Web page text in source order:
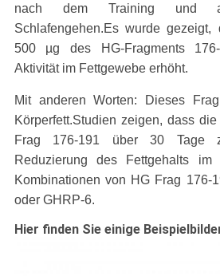
nach dem Training und
Schlafengehen.Es wurde
500 µg des HG-Fragments
Aktivität im Fettgewebe erhöht.
Mit anderen Worten: Dieses
Körperfett.Studien zeigen, dass
Frag 176-191 über 30 Tage
Reduzierung des Fettgehalts im
Kombinationen von HG Frag 176-
oder GHRP-6.
Hier finden Sie einige